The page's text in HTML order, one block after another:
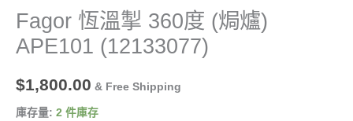
Fagor 恆溫掣 360度 (焗爐)
APE101 (12133077)
$1,800.00 & Free Shipping
庫存量: 2 件庫存